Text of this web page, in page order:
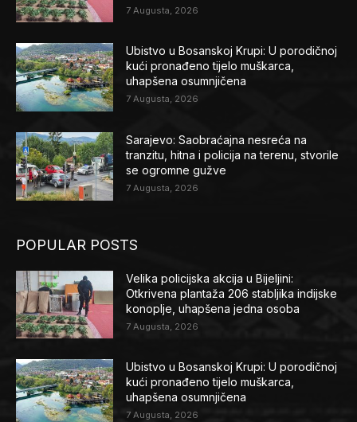
7 Augusta, 2026
Ubistvo u Bosanskoj Krupi: U porodičnoj
kući pronađeno tijelo muškarca,
uhapšena osumnjičena
7 Augusta, 2026
Sarajevo: Saobraćajna nesreća na
tranzitu, hitna i policija na terenu, stvorile
se ogromne gužve
7 Augusta, 2026
POPULAR POSTS
Velika policijska akcija u Bijeljini:
Otkrivena plantaža 206 stabljika indijske
konoplje, uhapšena jedna osoba
7 Augusta, 2026
Ubistvo u Bosanskoj Krupi: U porodičnoj
kući pronađeno tijelo muškarca,
uhapšena osumnjičena
7 Augusta, 2026